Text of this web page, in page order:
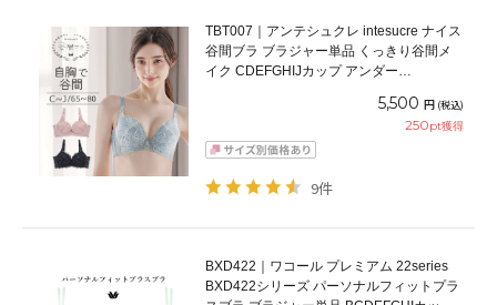
TBT007｜アンテシュクレ intesucre ナイス
谷間ブラ ブラジャー単品 くっきり谷間メ
イク CDEFGHIJカップ アンダー
5,500 円 (税込)
250pt獲得
9件
BXD422｜ワコール プレミアム 22series
BXD422シリーズ パーソナルフィットプラ